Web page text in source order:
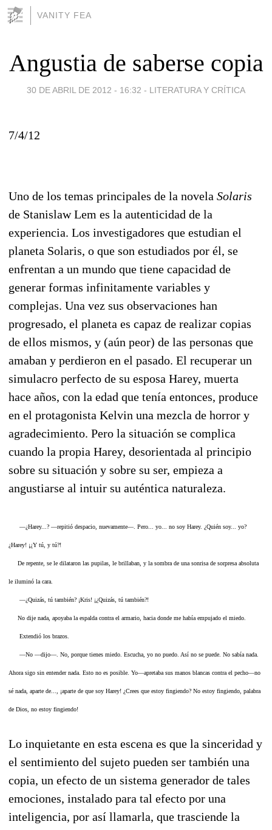
VANITY FEA
Angustia de saberse copia
30 DE ABRIL DE 2012 - 16:32 - LITERATURA Y CRÍTICA
7/4/12
Uno de los temas principales de la novela Solaris
de Stanislaw Lem es la autenticidad de la
experiencia. Los investigadores que estudian el
planeta Solaris, o que son estudiados por él, se
enfrentan a un mundo que tiene capacidad de
generar formas infinitamente variables y
complejas. Una vez sus observaciones han
progresado, el planeta es capaz de realizar copias
de ellos mismos, y (aún peor) de las personas que
amaban y perdieron en el pasado. El recuperar un
simulacro perfecto de su esposa Harey, muerta
hace años, con la edad que tenía entonces, produce
en el protagonista Kelvin una mezcla de horror y
agradecimiento. Pero la situación se complica
cuando la propia Harey, desorientada al principio
sobre su situación y sobre su ser, empieza a
angustiarse al intuir su auténtica naturaleza.
—¿Harey...? —repitió despacio, nuevamente—. Pero... yo... no soy Harey. ¿Quién soy... yo?
¿Harey! ¡¿Y tú, y tú?!
De repente, se le dilataron las pupilas, le brillaban, y la sombra de una sonrisa de sorpresa absoluta
le iluminó la cara.
—¿Quizás, tú también? ¡Kris! ¡¿Quizás, tú también?!
No dije nada, apoyaba la espalda contra el armario, hacia donde me había empujado el miedo.
Extendió los brazos.
—No —dijo—. No, porque tienes miedo. Escucha, yo no puedo. Así no se puede. No sabía nada.
Ahora sigo sin entender nada. Esto no es posible. Yo—apretaba sus manos blancas contra el pecho—no
sé nada, aparte de..., ¡aparte de que soy Harey! ¿Crees que estoy fingiendo? No estoy fingiendo, palabra
de Dios, no estoy fingiendo!
Lo inquietante en esta escena es que la sinceridad y
el sentimiento del sujeto pueden ser también una
copia, un efecto de un sistema generador de tales
emociones, instalado para tal efecto por una
inteligencia, por así llamarla, que trasciende la